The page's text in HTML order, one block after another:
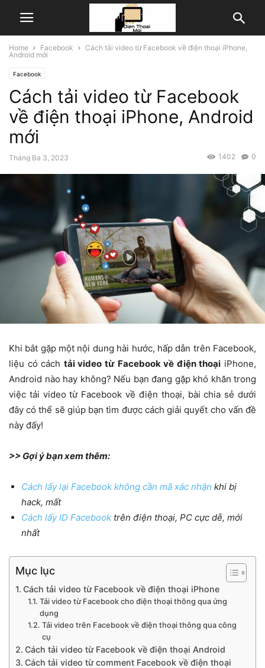
Home Facebook
Cách tải video từ Facebook về điện thoại iPhone,
Android mới
Facebook
Cách tải video từ Facebook
về điện thoại iPhone, Android
mới
Tháng Ba 3, 2023 0
1402
Khi bắt gặp một nội dung hài hước, hấp dẫn trên Facebook,
liệu có cách tải video từ Facebook về điện thoại iPhone,
Android nào hay không? Nếu bạn đang gặp khó khăn trong
việc tải video từ Facebook về điện thoại, bài chia sẻ dưới
đây có thể sẽ giúp bạn tìm được cách giải quyết cho vấn đề
này đấy!
>> Gợi ý bạn xem thêm:
Cách lấy lại Facebook không cần mã xác nhận khi bị
hack, mất
Cách lấy ID Facebook trên điện thoại, PC cực dễ, mới
nhất
Mục lục
Cách tải video từ Facebook về điện thoại iPhone
Tải video từ Facebook cho điện thoại thông qua ứng
dụng
Tải video trên Facebook về điện thoại thông qua công
cụ
Cách tải video từ Facebook về điện thoại Android
Cách tải video từ comment Facebook về điện thoại